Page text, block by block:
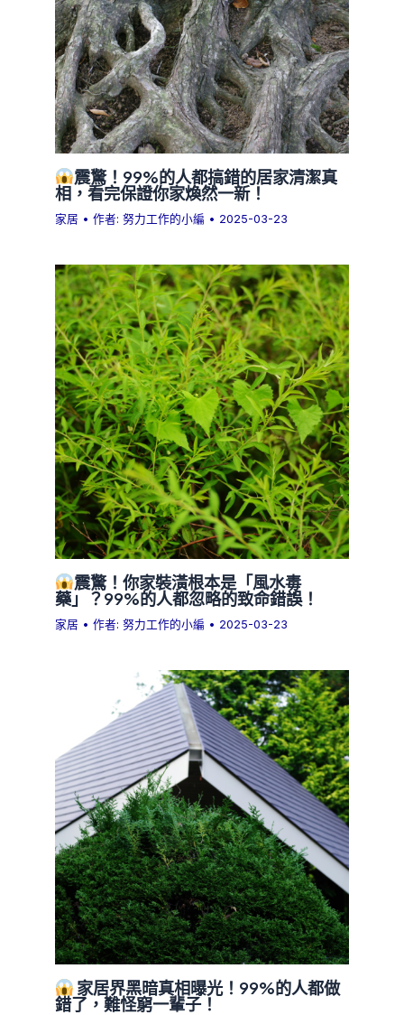
震驚！99%的人都搞錯的居家清潔真
相，看完保證你家煥然一新！
家居 • 作者:努力工作的小編 • 2025-03-23
震驚！你家裝潢根本是「風水毒
藥」？99%的人都忽略的致命錯誤！
家居 • 作者:努力工作的小編 • 2025-03-23
家居界黑暗真相曝光！99%的人都做
錯了，難怪窮一輩子！